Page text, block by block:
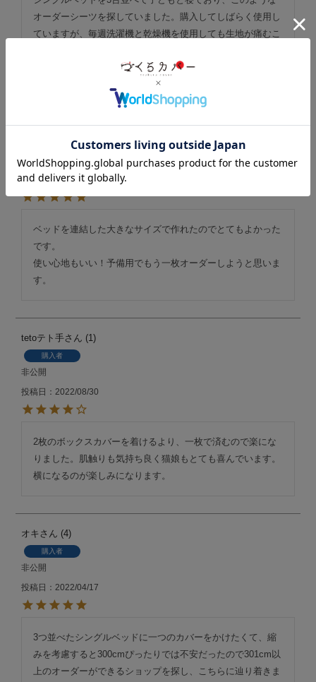
オーダーシーツを探していました。購入してしばらく使用し
ていますが、毎週洗濯機と乾燥機を使用しても生地が痛むこ
Mamam 1
非公開
投稿日
2023/02/15
ベッドを連結した大きなサイズで作れたのでとてもよかった
です。
使い心地もいい！予備用でもう一枚オーダーしようと思いま
す。
tetoテト手 1
購入者
非公開
投稿日
2022/08/30
2枚のボックスカバーを着けるより、一枚で済むので楽にな
りました。肌触りも気持ち良く猫娘もとても喜んでいます。
オキ 4
購入者
非公開
投稿日
2022/04/17
3つ並べたシングルベッドに一つのカバーをかけたくて、縮
みを考慮すると300cmぴったりでは不安だったので301cm以
上のオーダーができるショップを探し、こちらに辿り着きま